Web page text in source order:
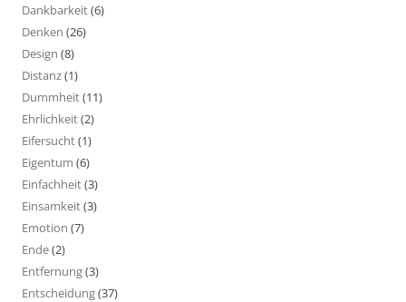
Dankbarkeit(6)
Denken (26)
Design (8)
Distanz(1)
Dummheit(11)
Ehrlichkeit(2)
Eifersucht(1)
Eigentum (6)
Einfachheit(3)
Einsamkeit(3)
Emotion (7)
Ende(2)
Entfernung(3)
Entscheidung(37)